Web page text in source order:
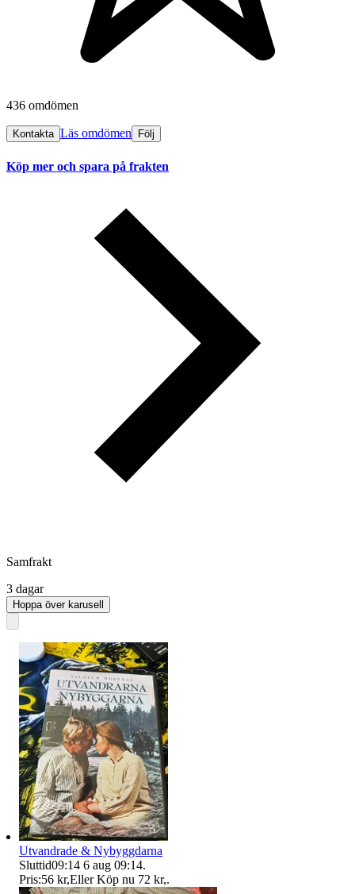
436 omdömen
Kontakta Läs omdömen Följ
Köp mer och spara på frakten
Samfrakt
3 dagar
Hoppa över karusell
Utvandrade & Nybyggdarna
Sluttid09:14 6 aug 09:14.
Pris:56 kr,Eller Köp nu 72 kr,.